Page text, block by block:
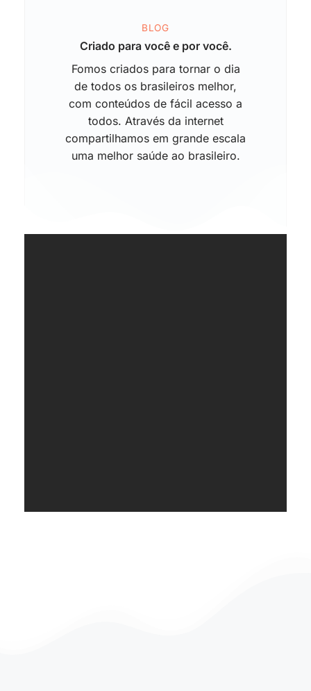
BLOG
Criado para você e por você.
Fomos criados para tornar o dia
de todos os brasileiros melhor,
com conteúdos de fácil acesso a
todos. Através da internet
compartilhamos em grande escala
uma melhor saúde ao brasileiro.